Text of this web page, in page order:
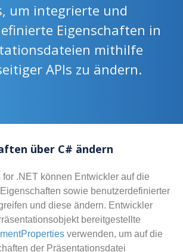
um integrierte und
Eigenschaften in
mithilfe
APIs zu ändern.
über C# ändern
for .NET können Entwickler auf die
sowie benutzerdefinierter
und diese ändern. Entwickler
bereitgestellte
verwenden, um auf die
der Präsentationsdatei